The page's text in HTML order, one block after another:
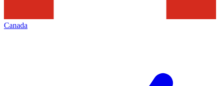
Canada